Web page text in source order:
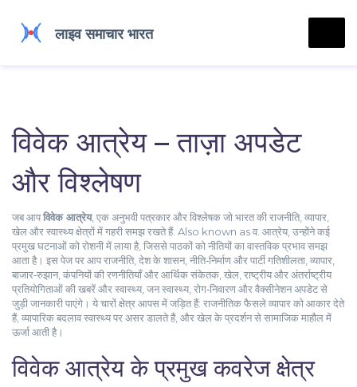
विवेक आत्रेय – ताज़ा अपडेट
और विश्लेषण
जब आपविवेक आत्रेय, एक अनुभवी पत्रकार और विश्लेषक जो भारत की राजनीति, व्यापार,
खेल और स्वास्थ्य क्षेत्रों में गहरी समझ रखते हैं. Also known asव. आत्रेय, उन्होंने कई
प्रमुख घटनाओं को रोशनी में लाया है, जिससे पाठकों को नीतियों का वास्तविक प्रभाव समझ
आता है। इस पेज पर आपराजनीति, देश के शासन, नीति‑निर्माण और पार्टी गतिशीलता व्यापार
बाजार‑रुझान, कंपनियों की रणनीतियाँ और आर्थिक संकेतक खेल राष्ट्रीय और अंतर्राष्ट्रीय
प्रतियोगिताओं की खबरेंऔरस्वास्थ्य, जन स्वास्थ्य, रोग‑निवारण और वैक्सीनेशन अपडेटसे
जुड़ी जानकारी पाएंगे। ये चारों क्षेत्र आपस में जड़ित हैं: राजनीतिक फैसले व्यापार को आकार देते
हैं, व्यापारिक बदलाव स्वास्थ्य पर असर डालते हैं, और खेल के प्रदर्शन से सामाजिक माहौल में
ऊर्जा आती है।
विवेक आत्रेय के प्रमुख कवरेज क्षेत्र